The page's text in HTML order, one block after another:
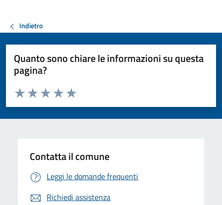
Indietro
Quanto sono chiare le informazioni su questa
pagina?
Valuta da 1 a 5 stelle la pagina
Valuta 5 stelle su 5
Valuta 4 stelle su 5
Valuta 3 stelle su 5
Valuta 2 stelle su 5
Valuta 1 stelle su 5
Contatta il comune
Leggi le domande frequenti
Richiedi assistenza